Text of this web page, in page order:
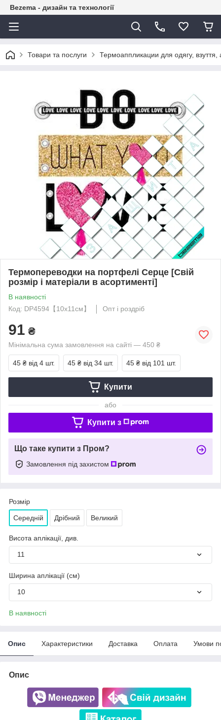
Bezema - дизайн та технології
Товари та послуги Термоаппликации для одягу, взуття,
Термопереводки на портфелі Серце [Свій
розмір і матеріали в асортименті]
В наявності
Код: DP4594【10x11см】
Опт і роздріб
91 ₴
Мінімальна сума замовлення на сайті — 450 ₴
45 ₴ від 4 шт. 45 ₴ від 34 шт. 45 ₴ від 101 шт.
Купити
або
Купити з
Що таке купити з Пром?
Замовлення під захистом
Розмір
Середній Дрібний Великий
Висота аплікації, див.
11
Ширина аплікації (см)
10
В наявності
Опис Характеристики Доставка Оплата Умови
Опис